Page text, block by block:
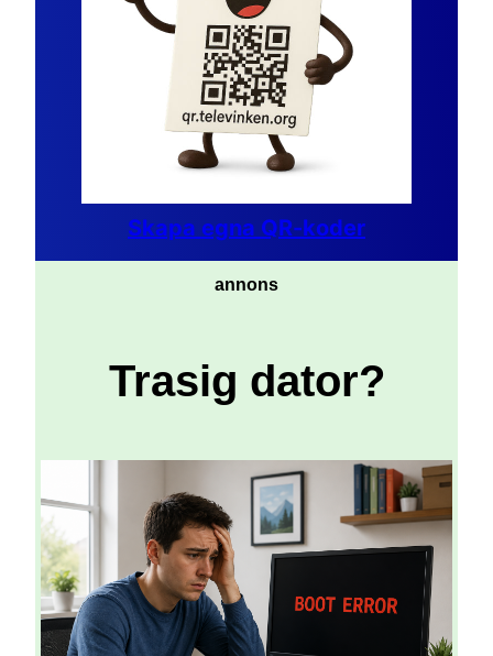
Skapa egna QR-koder
annons
Trasig dator?